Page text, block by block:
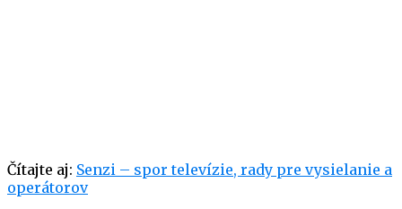
Čítajte aj: Senzi – spor televízie, rady pre vysielanie a
operátorov